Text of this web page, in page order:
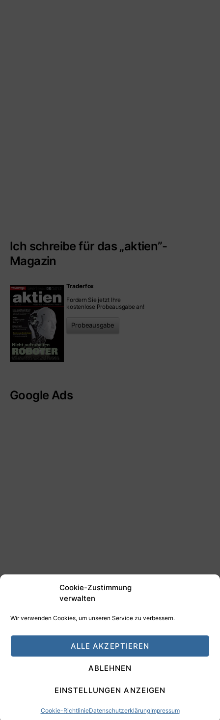
Cookie-Zustimmung
verwalten
Wir verwenden Cookies, um unseren Service zu verbessern.
ALLE AKZEPTIEREN
ABLEHNEN
EINSTELLUNGEN ANZEIGEN
Cookie-RichtlinieDatenschutzerklärungImpressum
Ich schreibe für das „aktien”-
Magazin
Traderfox
Fordern Sie jetzt Ihre
kostenlose Probeausgabe an!
Probeausgabe
Google Ads
HAMANN DESIGN - Digitale Medien
Impressum Datenschutz